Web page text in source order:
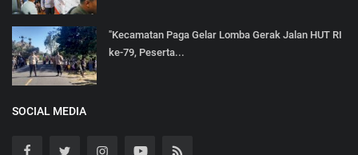
"Kecamatan Paga Gelar Lomba Gerak Jalan HUT RI
ke-79, Peserta...
SOCIAL MEDIA